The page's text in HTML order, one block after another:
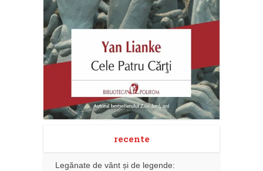
recente
Legănate de vânt și de legende: